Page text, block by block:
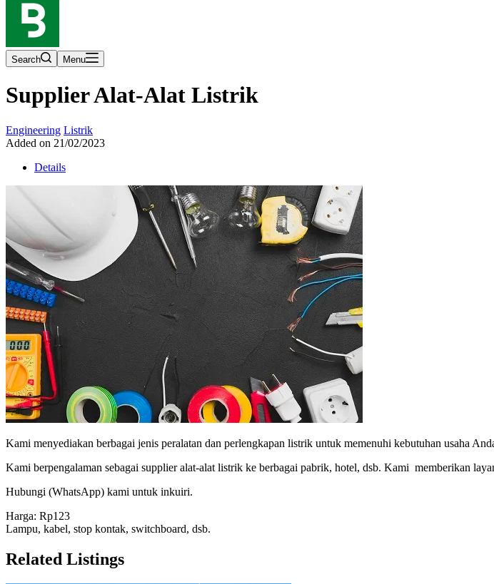
Search Menu
Supplier Alat-Alat Listrik
Engineering Listrik
Added on 21/02/2023
Details
Kami menyediakan berbagai jenis peralatan dan perlengkapan listrik untuk memenuhi kebutuhan usaha
Kami berpengalaman sebagai supplier alat-alat listrik ke berbagai pabrik, hotel, dsb. Kami memberikan
Hubungi (WhatsApp) kami untuk inkuiri.
Harga: Rp123
Lampu, kabel, stop kontak, switchboard, dsb.
Related Listings